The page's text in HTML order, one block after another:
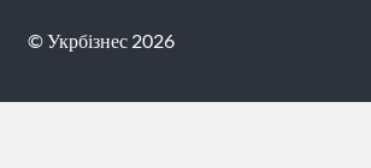
© Укрбізнес 2026